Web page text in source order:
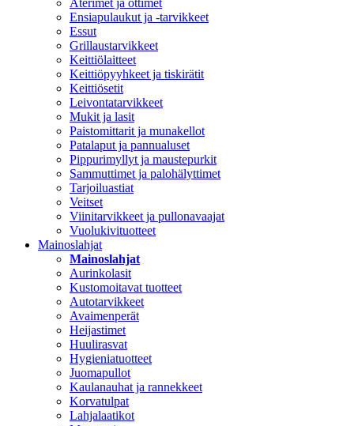
Aterimet ja ottimet
Ensiapulaukut ja -tarvikkeet
Essut
Grillaustarvikkeet
Keittiölaitteet
Keittiöpyyhkeet ja tiskirätit
Keittiösetit
Leivontatarvikkeet
Mukit ja lasit
Paistomittarit ja munakellot
Patalaput ja pannualuset
Pippurimyllyt ja maustepurkit
Sammuttimet ja palohälyttimet
Tarjoiluastiat
Veitset
Viinitarvikkeet ja pullonavaajat
Vuolukivituotteet
Mainoslahjat
Mainoslahjat
Aurinkolasit
Kustomoitavat tuotteet
Autotarvikkeet
Avaimenperät
Heijastimet
Huulirasvat
Hygieniatuotteet
Juomapullot
Kaulanauhat ja rannekkeet
Korvatulpat
Lahjalaatikot